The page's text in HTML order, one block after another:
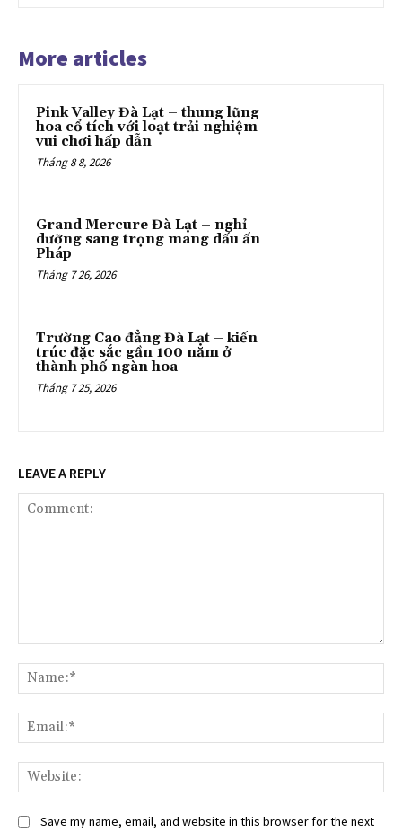
More articles
Pink Valley Đà Lạt – thung lũng
hoa cổ tích với loạt trải nghiệm
vui chơi hấp dẫn
Tháng 8 8, 2026
Grand Mercure Đà Lạt – nghỉ
dưỡng sang trọng mang dấu ấn
Pháp
Tháng 7 26, 2026
Trường Cao đẳng Đà Lạt – kiến
trúc đặc sắc gần 100 năm ở
thành phố ngàn hoa
Tháng 7 25, 2026
LEAVE A REPLY
Save my name, email, and website in this browser for the next